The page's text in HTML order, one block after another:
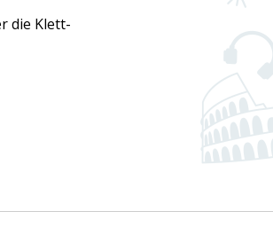
die Klett-